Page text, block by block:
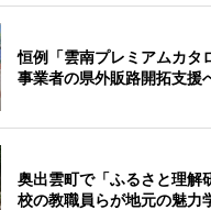
恒例「雲南プレミアムカ
事業者の県外販路開拓支援
奥出雲町で「ふるさと理
校の教職員らが地元の魅力